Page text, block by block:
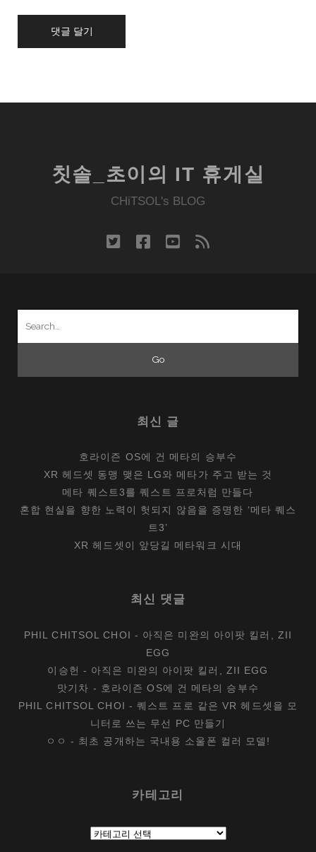
칫솔_초이의 IT 휴게실
CHiTSOL's BLOG
twitterfacebook
youtube
rss
최신 글
호라이즌 OS에 건 메타의 승부수
XR 헤드셋 동맹 맺은 LG와 메타가 주고 받는 것
메타 퀘스트3를 퀘스트 프로처럼 만들다
혼합 현실을 향한 노력이 헛되지 않음을 증명한 ‘메타 퀘스
트3’
XR 헤드셋이 앞당길 메타워크 시대
최신 댓글
PHIL CHITSOL CHOI - 아직은 미완의 아이팟 킬러, ZII
EGG
이승헌 - 아직은 미완의 아이팟 킬러, ZII EGG
맛기차 - 호라이즌 OS에 건 메타의 승부수
PHIL CHITSOL CHOI -퀘스트 프로 같은 VR 헤드셋을 모
니터로 쓰는 무선 PC 만들기
ㅇㅇ - 최초 공개하는 국내용 소울폰 컬러 모델!
카테고리
테